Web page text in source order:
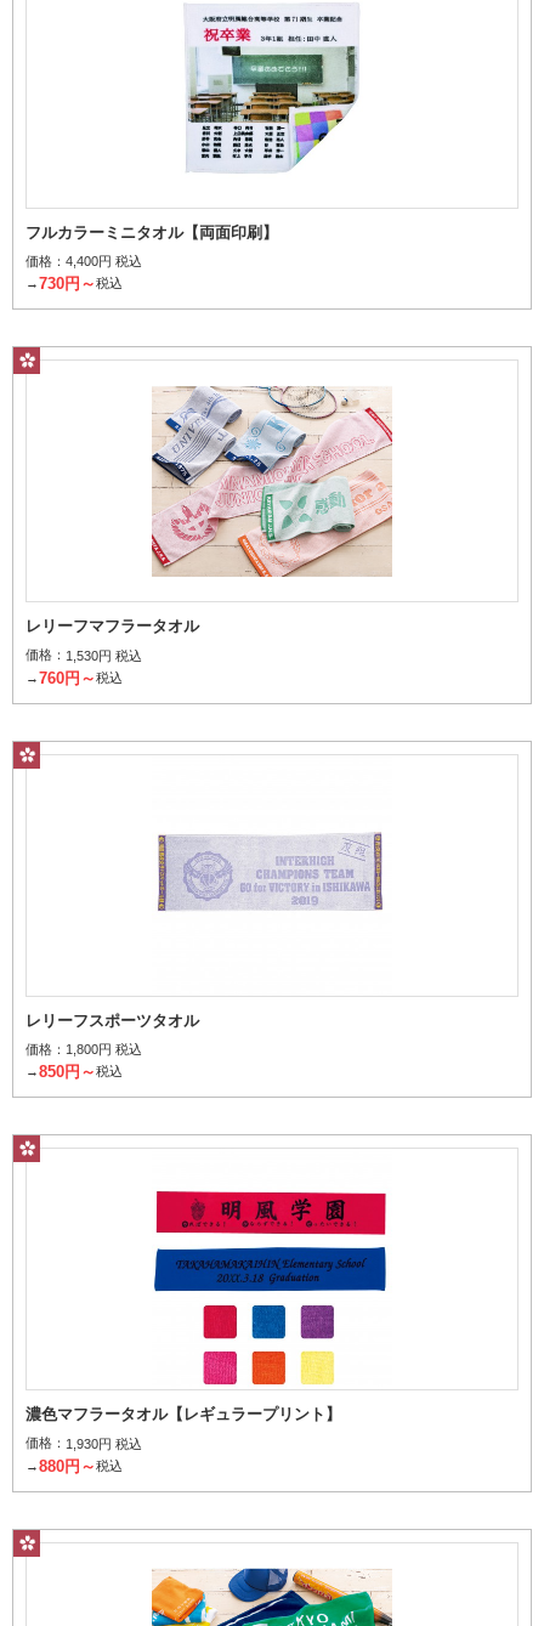
フルカラーミニタオル【両面印刷】
価格： 4,400円 税込
→730円～税込
レリーフマフラータオル
価格： 1,530円 税込
→760円～税込
レリーフスポーツタオル
価格： 1,800円 税込
→850円～税込
濃色マフラータオル【レギュラープリント】
価格： 1,930円 税込
→880円～税込